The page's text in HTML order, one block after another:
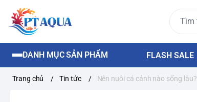
DANH MỤC SẢN PHẨM FLASH SALE
Trang chủ / Tin tức / Nên nuôi cá cảnh nào sống lâu?